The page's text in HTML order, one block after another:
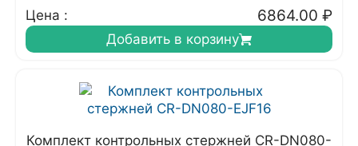
Цена :
6864.00 ₽
Добавить в корзину
Комплект контрольных стержней CR-DN080-